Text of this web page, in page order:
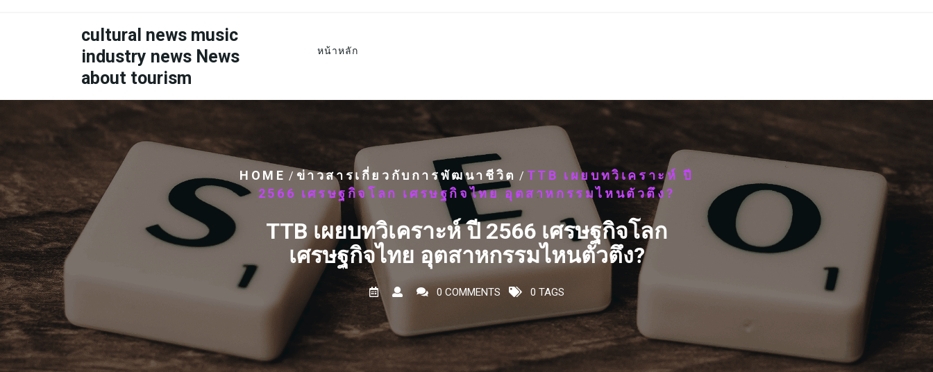
cultural news music
industry news News
about tourism
หน้าหลัก
HOME / ข่าวสารเกี่ยวกับการพัฒนาชีวิต / TTB เผยบทวิเคราะห์ ปี
2566 เศรษฐกิจโลก เศรษฐกิจไทย อุตสาหกรรมไหนตัวตึง?
TTB เผยบทวิเคราะห์ ปี 2566 เศรษฐกิจโลก
เศรษฐกิจไทย อุตสาหกรรมไหนตัวตึง?
0 COMMENTS 0 TAGS